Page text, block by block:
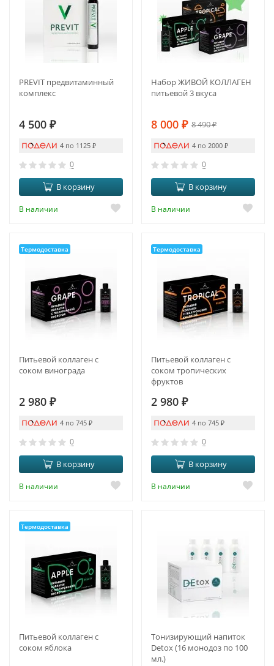
PREVIT предвитаминный
комплекс
4 500 ₽
4 по 1125 ₽
0
В корзину
В наличии
Набор ЖИВОЙ КОЛЛАГЕН
питьевой 3 вкуса
8 000 ₽ 8 490₽
4 по 2000 ₽
0
В корзину
В наличии
Термодоставка
Питьевой коллаген с
соком винограда
2 980 ₽
4 по 745 ₽
0
В корзину
В наличии
Термодоставка
Питьевой коллаген с
соком тропических
фруктов
2 980 ₽
4 по 745 ₽
0
В корзину
В наличии
Термодоставка
Питьевой коллаген с
соком яблока
Тонизирующий напиток
Detox (16 монодоз по 100
мл.)